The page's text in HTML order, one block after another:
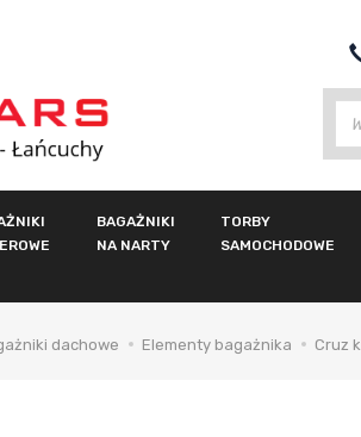
BAGAŻNIKI
NA NARTY
TORBY
SAMOCHODOWE
dachowe Elementy bagażnika Cruz